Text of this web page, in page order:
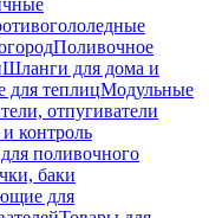
Поливочное
Шланги для дома и
теплицМодульные
отпугиватели
контроль
поливочного
баки
для